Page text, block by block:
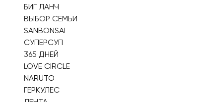
БИГ ЛАНЧ
ВЫБОР СЕМЬИ
SANBONSAI
СУПЕРСУП
365 ДНЕЙ
LOVE CIRCLE
NARUTO
ГЕРКУЛЕС